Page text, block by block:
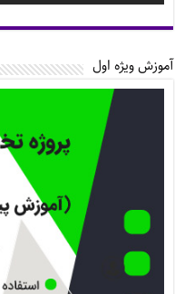
آموزش ویژه اول